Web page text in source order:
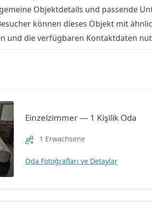
Objektdetails und passende
können dieses Objekt mit
und die verfügbaren Kontaktdaten
Einzelzimmer — 1 Kişilik Oda
1 Erwachsene
Oda Fotoğrafları ve Detaylar
zelz